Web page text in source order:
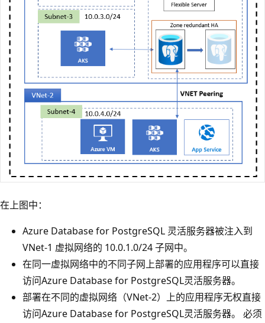
在上图中：
Azure Database for PostgreSQL 灵活服务器被注入到
VNet-1 虚拟网络的 10.0.1.0/24 子网中。
在同一虚拟网络中的不同子网上部署的应用程序可以直接
访问Azure Database for PostgreSQL灵活服务器。
部署在不同的虚拟网络（VNet-2）上的应用程序无权直接
访问Azure Database for PostgreSQL灵活服务器。 必须